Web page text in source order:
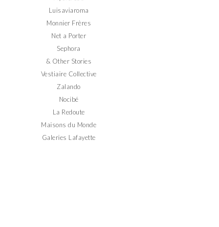
Luisaviaroma
Monnier Frères
Net a Porter
Sephora
& Other Stories
Vestiaire Collective
Zalando
Nocibé
La Redoute
Maisons du Monde
Galeries Lafayette